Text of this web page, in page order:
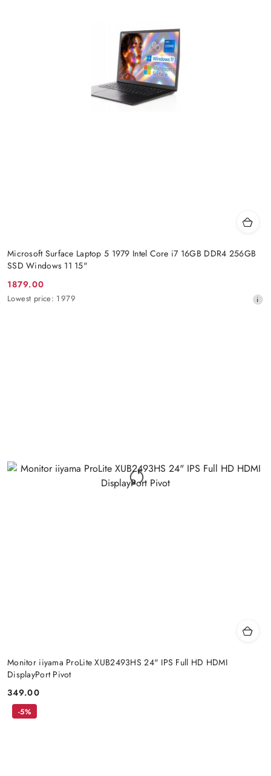
Microsoft Surface Laptop 5 1979 Intel Core i7 16GB DDR4 256GB
SSD Windows 11 15"
Promotion
price:
1879.00
Lowest
Lowest price: 1979
Monitor iiyama ProLite XUB2493HS 24" IPS Full HD HDMI
DisplayPort Pivot
Price:
349.00
-5%